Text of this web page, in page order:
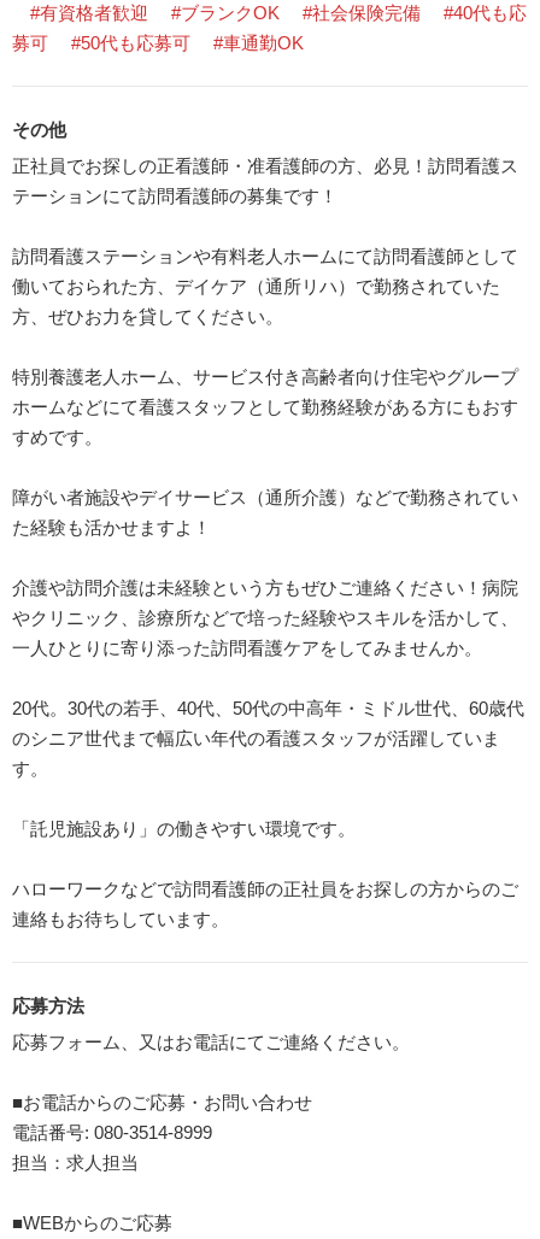
#有資格者歓迎
#ブランクOK #社会保険完備
#40代も応
募可
#50代も応募可 #車通勤OK
その他
正社員でお探しの正看護師・准看護師の方、必見！訪問看護ス
テーションにて訪問看護師の募集です！
訪問看護ステーションや有料老人ホームにて訪問看護師として
働いておられた方、デイケア（通所リハ）で勤務されていた
方、ぜひお力を貸してください。
特別養護老人ホーム、サービス付き高齢者向け住宅やグループ
ホームなどにて看護スタッフとして勤務経験がある方にもおす
すめです。
障がい者施設やデイサービス（通所介護）などで勤務されてい
た経験も活かせますよ！
介護や訪問介護は未経験という方もぜひご連絡ください！病院
やクリニック、診療所などで培った経験やスキルを活かして、
一人ひとりに寄り添った訪問看護ケアをしてみませんか。
20代。30代の若手、40代、50代の中高年・ミドル世代、60歳代
のシニア世代まで幅広い年代の看護スタッフが活躍していま
す。
「託児施設あり」の働きやすい環境です。
ハローワークなどで訪問看護師の正社員をお探しの方からのご
連絡もお待ちしています。
応募方法
応募フォーム、又はお電話にてご連絡ください。
■お電話からのご応募・お問い合わせ
電話番号: 080-3514-8999
担当：求人担当
■WEBからのご応募